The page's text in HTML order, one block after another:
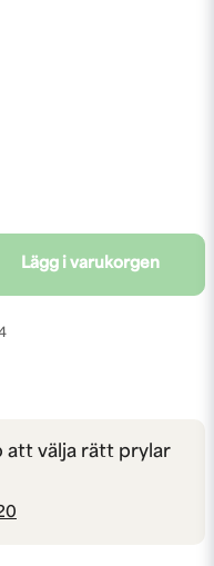
Lägg i varukorgen
att välja rätt prylar